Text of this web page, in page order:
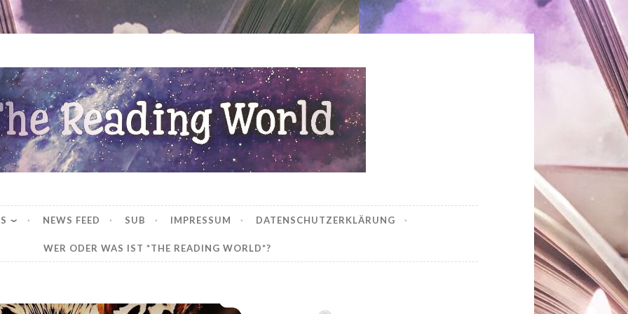
World
NEWS FEED SUB IMPRESSUM DATENSCHUTZERKLÄRUNG
WER ODER WAS IST *THE READING WORLD*?
*Rezension* -> Die Seelenspringerin – Machtspiele (2) von Sandra Florean